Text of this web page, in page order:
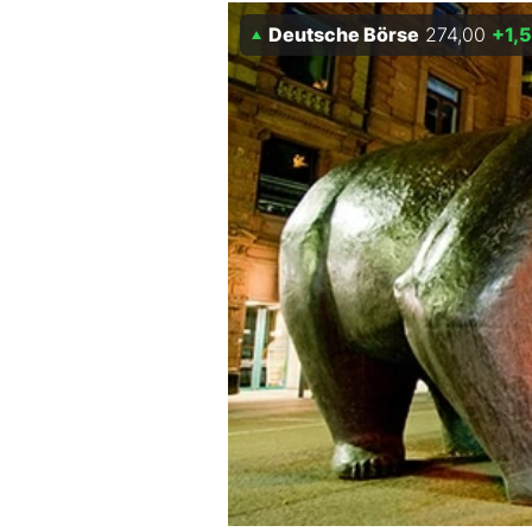
Mein B:O
Mein Konto
Folgen Sie uns
Kontakt
Deutsche Börse 274,00